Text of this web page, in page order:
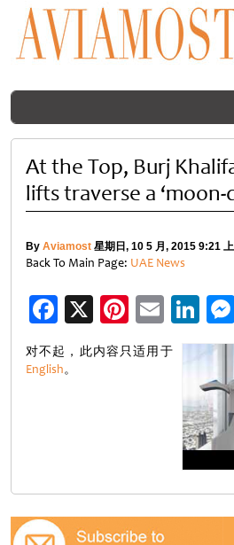
At the Top, Burj
lifts traverse a ‘moon-
By Aviamost 星期日, 10 5 月, 2015 9:21
Back To Main Page: UAE News
Facebook
X Pinterest
Email
对不起，此内容只适用于
English。